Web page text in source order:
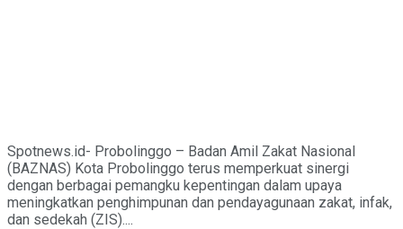
Spotnews.id- Probolinggo – Badan Amil Zakat Nasional
(BAZNAS) Kota Probolinggo terus memperkuat sinergi
dengan berbagai pemangku kepentingan dalam upaya
meningkatkan penghimpunan dan pendayagunaan zakat, infak,
dan sedekah (ZIS)....